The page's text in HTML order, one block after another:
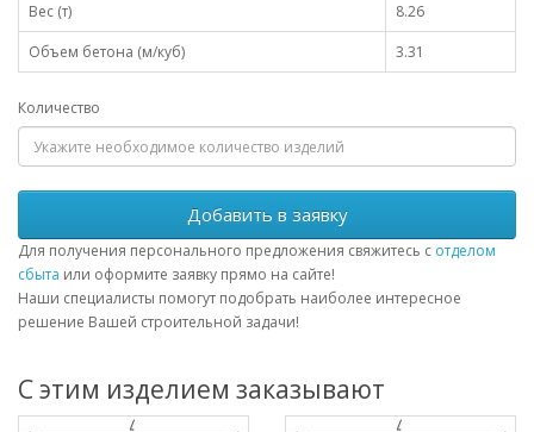
Вес (т)
8.26
Объем бетона (м/куб)
3.31
Количество
Добавить в заявку
Для получения персонального предложения свяжитесь с отделом
сбыта или оформите заявку прямо на сайте!
Наши специалисты помогут подобрать наиболее интересное
решение Вашей строительной задачи!
С этим изделием заказывают